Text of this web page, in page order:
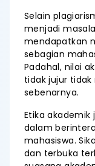
Selain
menjadi
mendapatkan
sebagian
Padahal, nilai
tidak jujur
sebenarnya.
Etika akademik
dalam
mahasiswa.
dan terbuka